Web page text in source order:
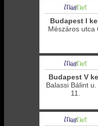
Budapest I
Mészáros utca
Budapest V
Balassi Bálint u.
11.